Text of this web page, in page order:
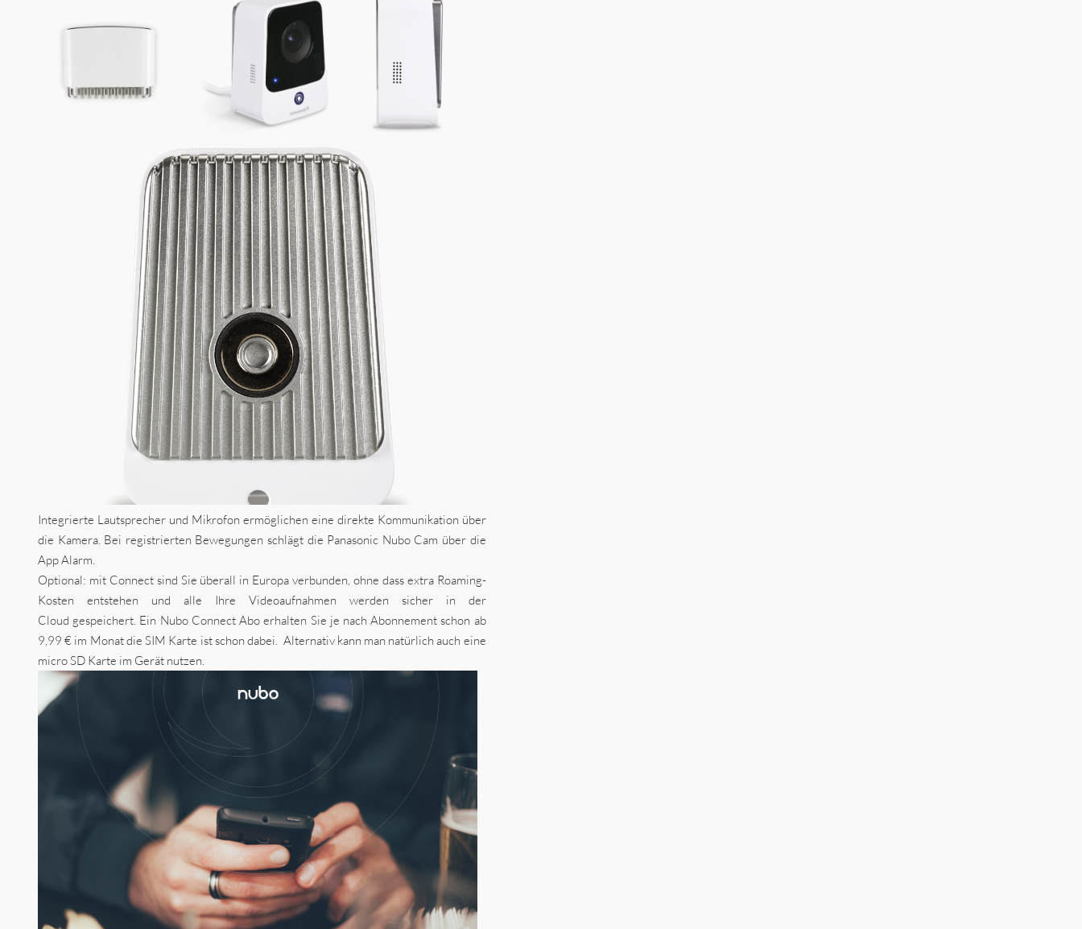
Integrierte Lautsprecher und Mikrofon ermöglichen eine direkte Kommunikation über
die Kamera. Bei registrierten Bewegungen schlägt die Panasonic Nubo Cam über die
App Alarm.
Optional: mit Connect sind Sie überall in Europa verbunden, ohne dass extra Roaming-
Kosten entstehen und alle Ihre Videoaufnahmen werden sicher in der
Cloud gespeichert. Ein Nubo Connect Abo erhalten Sie je nach Abonnement schon ab
9,99 € im Monat die SIM Karte ist schon dabei. Alternativ kann man natürlich auch eine
micro SD Karte im Gerät nutzen.